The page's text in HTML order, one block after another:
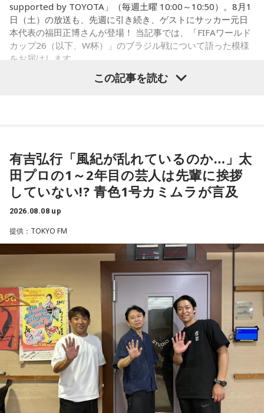
J-WAVE 『J-WAVE HOLIDAY SPECIAL MIZUHO
Presents TOKYO NEW LIFE』 9時～17時55分
メッセージテーマは「この春、私、これ始めます」。東京で
新たなスタートを迎える方にお届けする9時間のスペシャルプ
い
■パーソナリティ:グローバー
■出演者:マッシュー
■ゲスト：吉田拓巳、水野亜彩子、近藤那央、反田恭平
■コメントゲスト:大原櫻子、山村隆太（flumpool)、
DOTAMA、渡辺直美、高橋優、黒島結菜
この番組をラジコで聴く
bayfm78 『TOKYO GAS CURIOUS HAMAJI
SPING SPECIAL!』 13時～15時50分
毎週土曜日午前11時から浜島直子さんがお送りしている
『TOKYO GAS CURIOUS HAMAJI』。春分の日は公開生放送
でお届け。小錦八十吉さん&千絵さん、遊助さん、田丸麻紀さ
supported by TOYOTA」（毎週土曜 10:00～10:50）。8月1
日（土）の放送も、先週に引き続き、ゲストにサッカー元日
本代表の福田正博さんが登場！ 当記事では、「FIFAワールド
カップ26（以下、W杯）」のブラジル戦について語った模様
をお届けします。
輝き、Jリーグ通算228試合出場93得点を挙げ、日本代表では
45試合出場で9ゴールを記録するなど活躍を見せ、1993年に
はW杯アジア地区最終予選にも出場しました。2002年に現役
を引退した後は、サッカー解説者としてメディアでの活動の
活かしながら幅広く活動しています。
◆福田正博がW杯ブラジル戦を総括
藤木：ブラジル戦で、前半は佐野海舟選手の素晴らしいイン
ターセプトからのゴールがありましたし、前半の終了間際に
は日本がボールを持つ時間もありました。しかし、後半に入
ってからブラジルが戦略を変えてきて、日本が一方的に押し
込まれてしまった。試合のなかで具体的な戦術が打ち出せな
かったと考えると、（選手のなかに）もう少し具体的な戦略
を示す人、ブレーンが必要なのかなと素人目には思ってしま
うのですが……。
福田：そういう見方も当然ありますし、それができれば一番
いいと思うのですが、森保監督は帰国後の会見で「戦術は後
この記事を読む
有吉弘行「風紀が乱れているのか…」太
田プロの1～2年目の芸人は先輩に挨拶
していない!? 青色1号カミムラが言及
2026.08.08 up
提供：TOKYO FM